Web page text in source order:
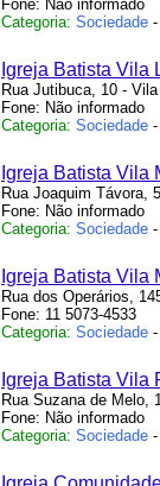
Fone: Não informado
Categoria: Sociedade -
Igreja Batista Vila
Rua Jutibuca, 10 -
Fone: Não informado
Categoria: Sociedade -
Igreja Batista Vila
Rua Joaquim Távora,
Fone: Não informado
Categoria: Sociedade -
Igreja Batista Vila
Rua dos Operários,
Fone: 11 5073-4533
Categoria: Sociedade -
Igreja Batista Vila
Rua Suzana de Melo,
Fone: Não informado
Categoria: Sociedade -